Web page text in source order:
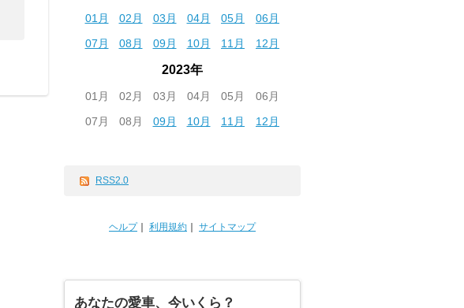
01月 02月 03月 04月 05月
06月
07月
08月 09月 10月 11月 12月
2023年
01月 02月 03月 04月 05月
06月
07月
08月 09月 10月 11月 12月
RSS2.0
ヘルプ｜ 利用規約 サイトマップ
あなたの愛車、今いくら？